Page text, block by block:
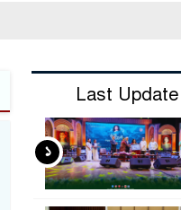
Last Update
১